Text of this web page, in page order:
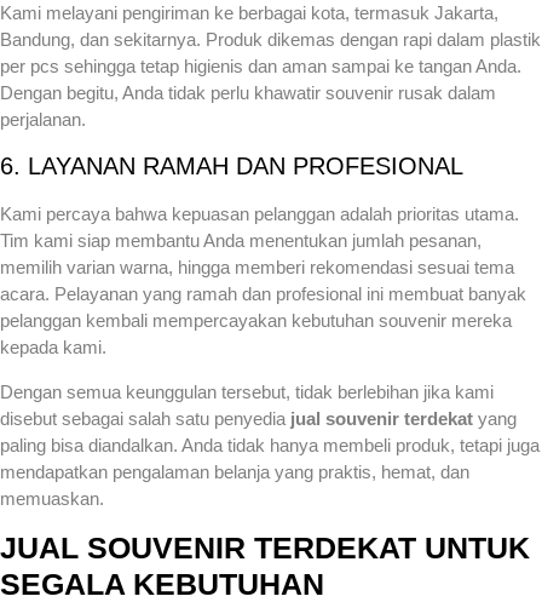
Kami melayani pengiriman ke berbagai kota, termasuk Jakarta,
Bandung, dan sekitarnya. Produk dikemas dengan rapi dalam plastik
per pcs sehingga tetap higienis dan aman sampai ke tangan Anda.
Dengan begitu, Anda tidak perlu khawatir souvenir rusak dalam
perjalanan.
6. LAYANAN RAMAH DAN PROFESIONAL
Kami percaya bahwa kepuasan pelanggan adalah prioritas utama.
Tim kami siap membantu Anda menentukan jumlah pesanan,
memilih varian warna, hingga memberi rekomendasi sesuai tema
acara. Pelayanan yang ramah dan profesional ini membuat banyak
pelanggan kembali mempercayakan kebutuhan souvenir mereka
kepada kami.
Dengan semua keunggulan tersebut, tidak berlebihan jika kami
disebut sebagai salah satu penyedia jual souvenir terdekat yang
paling bisa diandalkan. Anda tidak hanya membeli produk, tetapi juga
mendapatkan pengalaman belanja yang praktis, hemat, dan
memuaskan.
JUAL SOUVENIR TERDEKAT UNTUK
SEGALA KEBUTUHAN